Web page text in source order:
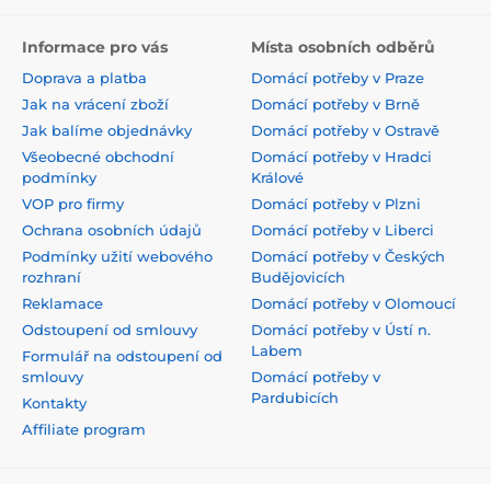
Informace pro vás
Doprava a platba
Jak na vrácení zboží
Jak balíme objednávky
Všeobecné obchodní
podmínky
VOP pro firmy
Ochrana osobních údajů
Podmínky užití webového
rozhraní
Reklamace
Odstoupení od smlouvy
Formulář na odstoupení od
smlouvy
Kontakty
Affiliate program
Místa osobních odběrů
Domácí potřeby v Praze
Domácí potřeby v Brně
Domácí potřeby v Ostravě
Domácí potřeby v Hradci
Králové
Domácí potřeby v Plzni
Domácí potřeby v Liberci
Domácí potřeby v Českých
Budějovicích
Domácí potřeby v Olomoucí
Domácí potřeby v Ústí n.
Labem
Domácí potřeby v
Pardubicích